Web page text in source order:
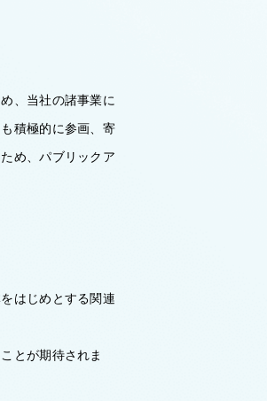
、当社の諸事業に
積極的に参画、寄
め、パブリックア
はじめとする関連
とが期待されま